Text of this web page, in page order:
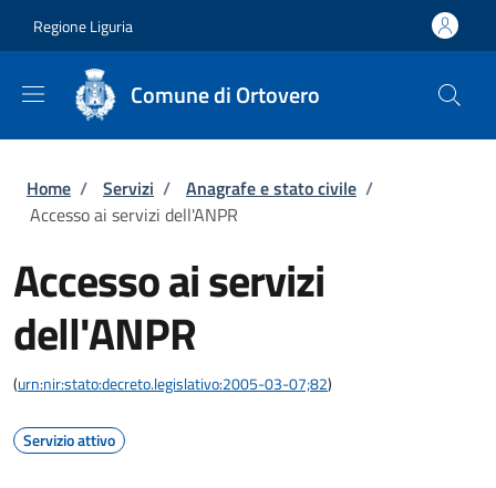
Regione Liguria
Comune di Ortovero
Briciole di pane
Home / Servizi / Anagrafe e stato civile /
Accesso ai servizi dell'ANPR
Accesso ai servizi
dell'ANPR
(urn:nir:stato:decreto.legislativo:2005-03-07;82)
Servizio attivo